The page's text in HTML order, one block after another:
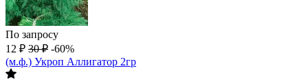
По запросу
12 ₽ 30 ₽ -60%
(м.ф.) Укроп Аллигатор 2гр